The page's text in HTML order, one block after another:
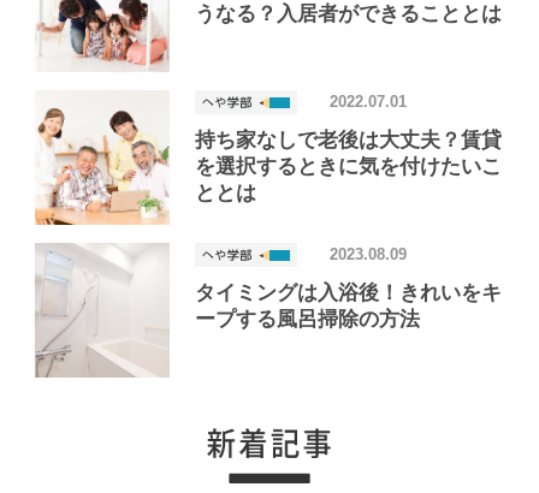
うなる？入居者ができることとは
持ち家なしで老後は大丈夫？賃貸
を選択するときに気を付けたいこ
ととは
2022.07.01
タイミングは入浴後！きれいをキ
ープする風呂掃除の方法
2023.08.09